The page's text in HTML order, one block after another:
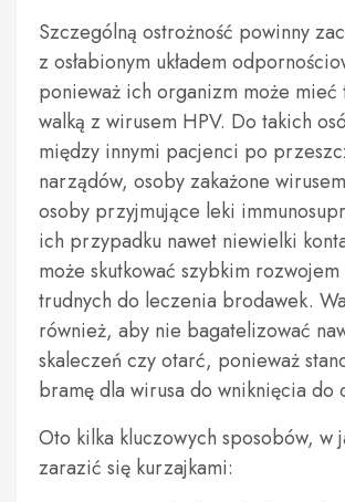
Szczególną ostrożność powinny
z osłabionym układem
ponieważ ich organizm może mieć
walką z wirusem HPV. Do takich
między innymi pacjenci po
narządów, osoby zakażone
osoby przyjmujące leki
ich przypadku nawet niewielki
może skutkować szybkim
trudnych do leczenia brodawek.
również, aby nie bagatelizować
skaleczeń czy otarć, ponieważ
bramę dla wirusa do wniknięcia do
Oto kilka kluczowych sposobów, w
zarazić się kurzajkami: